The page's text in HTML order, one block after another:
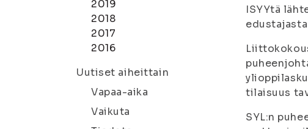
2019
2018
2017
2016
Uutiset aiheittain
Vapaa-aika
Vaikuta
ISYYtä
tilaisuus
SYL:n